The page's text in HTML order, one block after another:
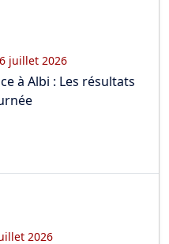
juillet 2026
à Albi : Les résultats
2026